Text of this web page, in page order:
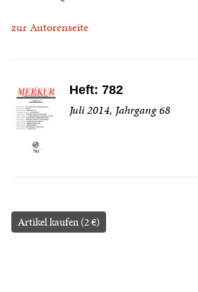
zur Autorenseite
Heft: 782
Juli 2014, Jahrgang 68
Artikel kaufen (2 €)